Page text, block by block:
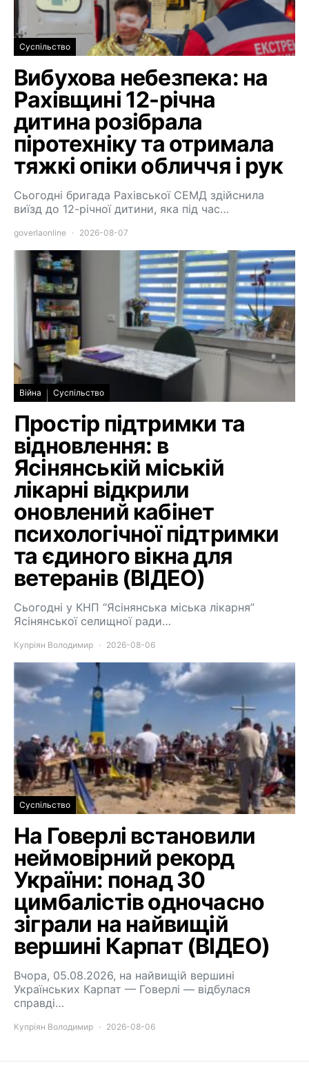
Суспільство
Вибухова небезпека: на
Рахівщині 12-річна
дитина розібрала
піротехніку та отримала
тяжкі опіки обличчя і рук
Сьогодні бригада Рахівської СЕМД здійснила
виїзд до 12-річної дитини, яка під час…
goverlaonline 2026-08-07
Війна Суспільство
Простір підтримки та
відновлення: в
Ясінянській міській
лікарні відкрили
оновлений кабінет
психологічної підтримки
та єдиного вікна для
ветеранів (ВІДЕО)
Сьогодні у КНП “Ясінянська міська лікарня”
Ясінянської селищної ради…
Купріян Володимир 2026-08-06
Суспільство
На Говерлі встановили
неймовірний рекорд
України: понад 30
цимбалістів одночасно
зіграли на найвищій
вершині Карпат (ВІДЕО)
Вчора, 05.08.2026, на найвищій вершині
Українських Карпат — Говерлі — відбулася
справді…
Купріян Володимир 2026-08-06